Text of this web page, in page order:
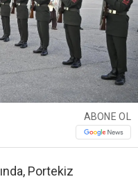
ABONE OL
Portekiz